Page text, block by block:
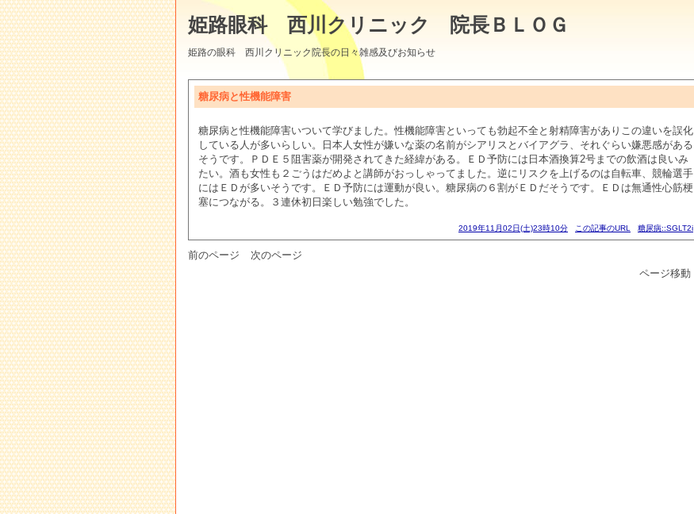
姫路眼科 西川クリニック 院長ＢＬＯＧ
姫路の眼科 西川クリニック院長の日々雑感及びお知らせ
糖尿病と性機能障害
糖尿病と性機能障害いついて学びました。性機能障害といっても勃起不全と射精障害がありこの違いを誤化
している人が多いらしい。日本人女性が嫌いな薬の名前がシアリスとバイアグラ、それぐらい嫌悪感がある
そうです。ＰＤＥ５阻害薬が開発されてきた経緯がある。ＥＤ予防には日本酒換算2号までの飲酒は良いみ
たい。酒も女性も２ごうはだめよと講師がおっしゃってました。逆にリスクを上げるのは自転車、競輪選手
にはＥＤが多いそうです。ＥＤ予防には運動が良い。糖尿病の６割がＥＤだそうです。ＥＤは無通性心筋梗
塞につながる。３連休初日楽しい勉強でした。
2019年11月02日(土)23時10分 この記事のURL 糖尿病::SGLT2i
前のページ
次のページ
ページ移動